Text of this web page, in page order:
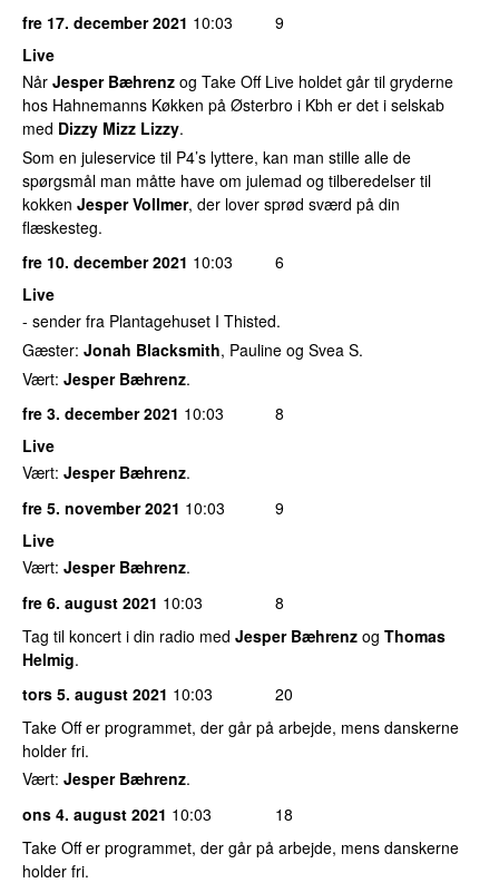
fre 17. december 2021 10:03
9
Live
Når Jesper Bæhrenz og Take Off Live holdet går til gryderne
hos Hahnemanns Køkken på Østerbro i Kbh er det i selskab
med Dizzy Mizz Lizzy.
Som en juleservice til P4’s lyttere, kan man stille alle de
spørgsmål man måtte have om julemad og tilberedelser til
kokken Jesper Vollmer, der lover sprød sværd på din
flæskesteg.
fre 10. december 2021 10:03
6
Live
- sender fra Plantagehuset I Thisted.
Gæster: Jonah Blacksmith, Pauline og Svea S.
Vært: Jesper Bæhrenz.
fre 3. december 2021 10:03
8
Live
Vært: Jesper Bæhrenz.
fre 5. november 2021 10:03
9
Live
Vært: Jesper Bæhrenz.
fre 6. august 2021 10:03
8
Tag til koncert i din radio med Jesper Bæhrenz og Thomas
Helmig.
tors 5. august 2021 10:03
20
Take Off er programmet, der går på arbejde, mens danskerne
holder fri.
Vært: Jesper Bæhrenz.
ons 4. august 2021 10:03
18
Take Off er programmet, der går på arbejde, mens danskerne
holder fri.